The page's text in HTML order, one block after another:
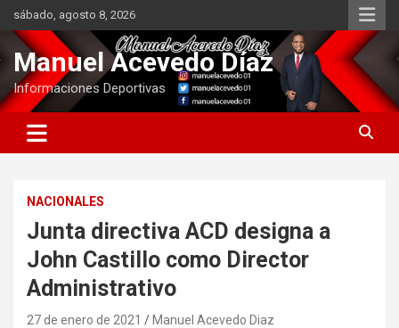
Saltar
contenido
sábado, agosto 8, 2026
Manuel Acevedo Díaz
Informaciones Deportivas
NACIONALES
Junta directiva ACD designa a
John Castillo como Director
Administrativo
27 de enero de 2021 Manuel Acevedo Diaz